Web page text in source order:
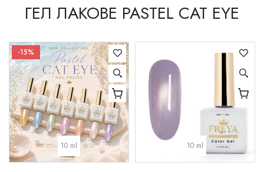
ГЕЛ ЛАКОВЕ PASTEL CAT EYE
-15%
10 ml 10 ml